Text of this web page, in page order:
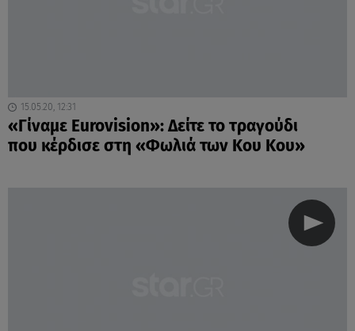
15.05.20, 12:31
«Γίναμε Eurovision»: Δείτε το τραγούδι
που κέρδισε στη «Φωλιά των Κου Κου»